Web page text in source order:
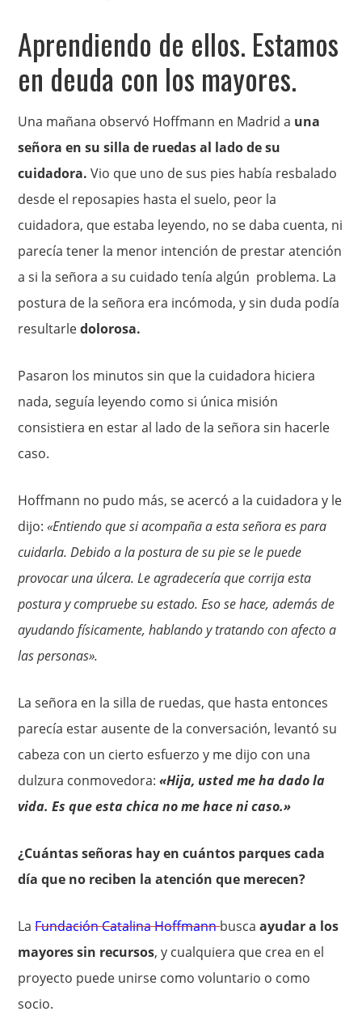
Aprendiendo de ellos. Estamos
en deuda con los mayores.
Una mañana observó Hoffmann en Madrid a una
señora en su silla de ruedas al lado de su
cuidadora. Vio que uno de sus pies había resbalado
desde el reposapies hasta el suelo, peor la
cuidadora, que estaba leyendo, no se daba cuenta, ni
parecía tener la menor intención de prestar atención
a si la señora a su cuidado tenía algún problema. La
postura de la señora era incómoda, y sin duda podía
resultarledolorosa.
Pasaron los minutos sin que la cuidadora hiciera
nada, seguía leyendo como si única misión
consistiera en estar al lado de la señora sin hacerle
caso.
Hoffmann no pudo más, se acercó a la cuidadora y le
dijo:«Entiendo que si acompaña a esta señora es para
cuidarla. Debido a la postura de su pie se le puede
provocar una úlcera. Le agradecería que corrija esta
postura y compruebe su estado. Eso se hace, además de
ayudando físicamente, hablando y tratando con afecto a
las personas».
La señora en la silla de ruedas, que hasta entonces
parecía estar ausente de la conversación, levantó su
cabeza con un cierto esfuerzo y me dijo con una
dulzura conmovedora: «Hija, usted me ha dado la
vida. Es que esta chica no me hace ni caso.»
¿Cuántas señoras hay en cuántos parques cada
día que no reciben la atención que merecen?
LaFundación Catalina Hoffmannbuscaayudar a los
mayores sin recursos, y cualquiera que crea en el
proyecto puede unirse como voluntario o como
socio.